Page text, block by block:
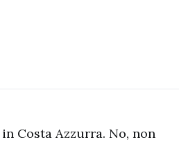
Costa Azzurra. No, non